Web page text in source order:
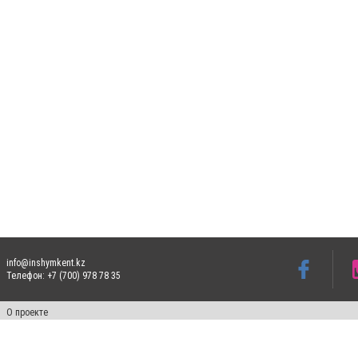
info@inshymkent.kz
Телефон: +7 (700) 978 78 35
О проекте